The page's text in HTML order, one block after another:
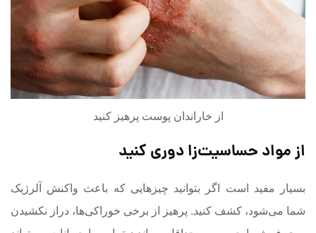
از خاراندان پوست پرهیز کنید
از مواد حساسیت‌زا دوری کنید
بسیار مفید است اگر بتوانید چیزهایی که باعث واکنش آلرژیک
شما می‌شود، کشف کنید. پرهیز از برخی خوراکی‌ها، دراز نکشیدن